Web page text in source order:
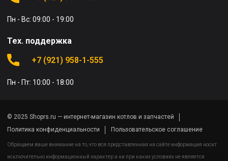
Пн - Вс: 09:00 - 19:00
Тех. поддержка
+7 (921) 958-1-555
Пн - Пт: 10:00 - 18:00
© 2025 Shoprs.ru — интернет-магазин котлов и запчастей
Политика конфиденциальности
Пользовательское соглашение
Обращаем ваше внимание на то, что вся представленная на сайте информация носит
исключительно информационный характер и ни при каких условиях не является